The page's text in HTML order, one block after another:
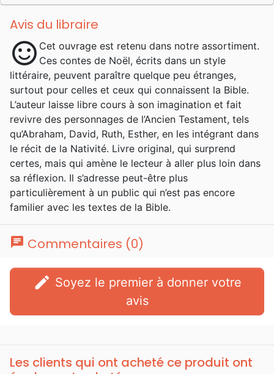
Avis du libraire
sentiment_satisfied Cet ouvrage est retenu dans notre assortiment.
Ces contes de Noël, écrits dans un style
littéraire, peuvent paraître quelque peu étranges,
surtout pour celles et ceux qui connaissent la Bible.
L’auteur laisse libre cours à son imagination et fait
revivre des personnages de l’Ancien Testament, tels
qu’Abraham, David, Ruth, Esther, en les intégrant dans
le récit de la Nativité. Livre original, qui surprend
certes, mais qui amène le lecteur à aller plus loin dans
sa réflexion. Il s’adresse peut-être plus
particulièrement à un public qui n’est pas encore
familier avec les textes de la Bible.
chat Commentaires (0)
edit
avis
Les clients qui ont acheté ce produit ont